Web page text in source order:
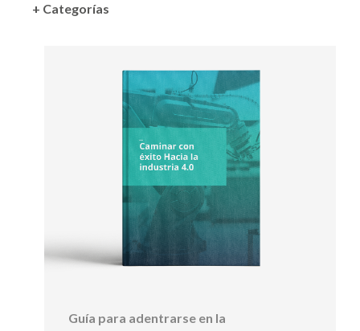
+ Categorías
Guía para adentrarse en la